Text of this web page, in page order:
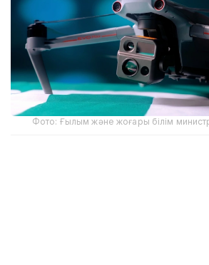
Фото: Ғылым және жоғары білім